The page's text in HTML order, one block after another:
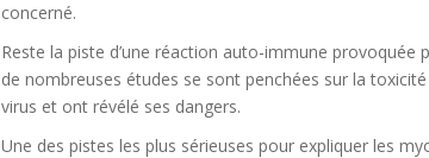
concerné.
Reste la piste d’une réaction auto-immune provoquée
de nombreuses études se sont penchées sur la
virus et ont révélé ses dangers.
Une des pistes les plus sérieuses pour expliquer les